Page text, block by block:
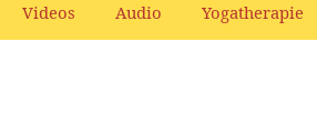
Videos Audio Yogatherapie